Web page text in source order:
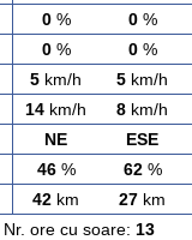
0% 0%
0% 0%
5 km/h 5 km/h
14 km/h 8 km/h
NE ESE
46% 62%
42 km 27 km
Nr. ore cu soare: 13